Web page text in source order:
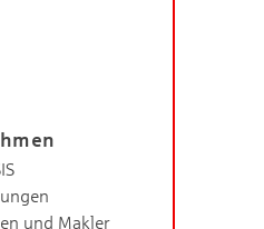
und Makler